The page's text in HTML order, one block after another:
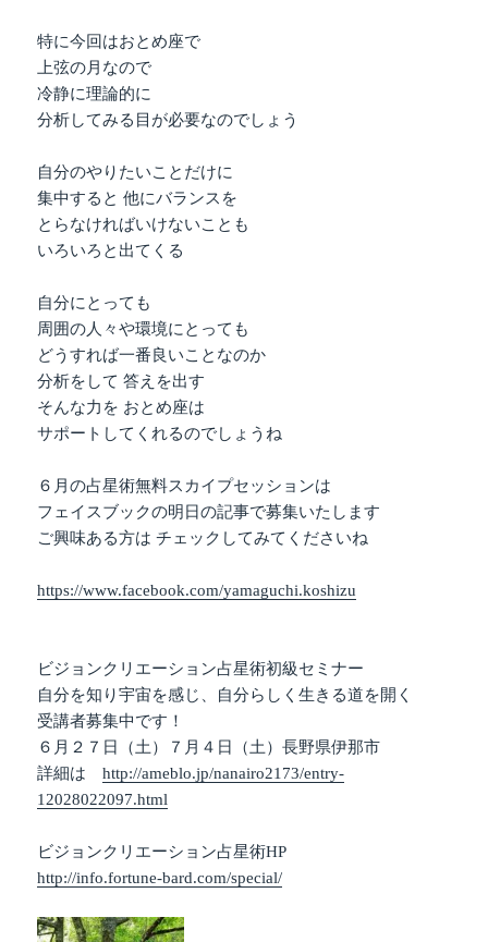
特に今回はおとめ座で
上弦の月なので
冷静に理論的に
分析してみる目が必要なのでしょう
自分のやりたいことだけに
集中すると 他にバランスを
とらなければいけないことも
いろいろと出てくる
自分にとっても
周囲の人々や環境にとっても
どうすれば一番良いことなのか
分析をして 答えを出す
そんな力を おとめ座は
サポートしてくれるのでしょうね
６月の占星術無料スカイプセッションは
フェイスブックの明日の記事で募集いたします
ご興味ある方は チェックしてみてくださいね
https://www.facebook.com/yamaguchi.koshizu
ビジョンクリエーション占星術初級セミナー
自分を知り宇宙を感じ、自分らしく生きる道を開く
受講者募集中です！
６月２７日（土）７月４日（土）長野県伊那市
詳細はhttp://ameblo.jp/nanairo2173/entry-
12028022097.html
ビジョンクリエーション占星術HP
http://info.fortune-bard.com/special/